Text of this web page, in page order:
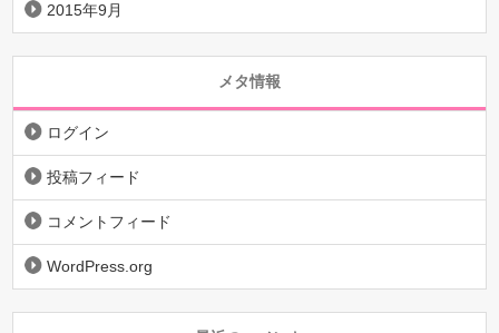
2015年9月
メタ情報
ログイン
投稿フィード
コメントフィード
WordPress.org